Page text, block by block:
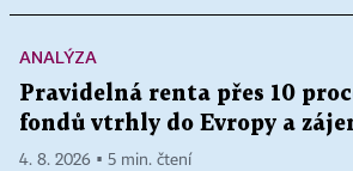
ANALÝZA
Pravidelná renta přes 10
fondů vtrhly do Evropy a
4. 8. 2026 ▪ 5 min. čtení